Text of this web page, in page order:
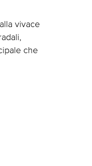
vivace
che